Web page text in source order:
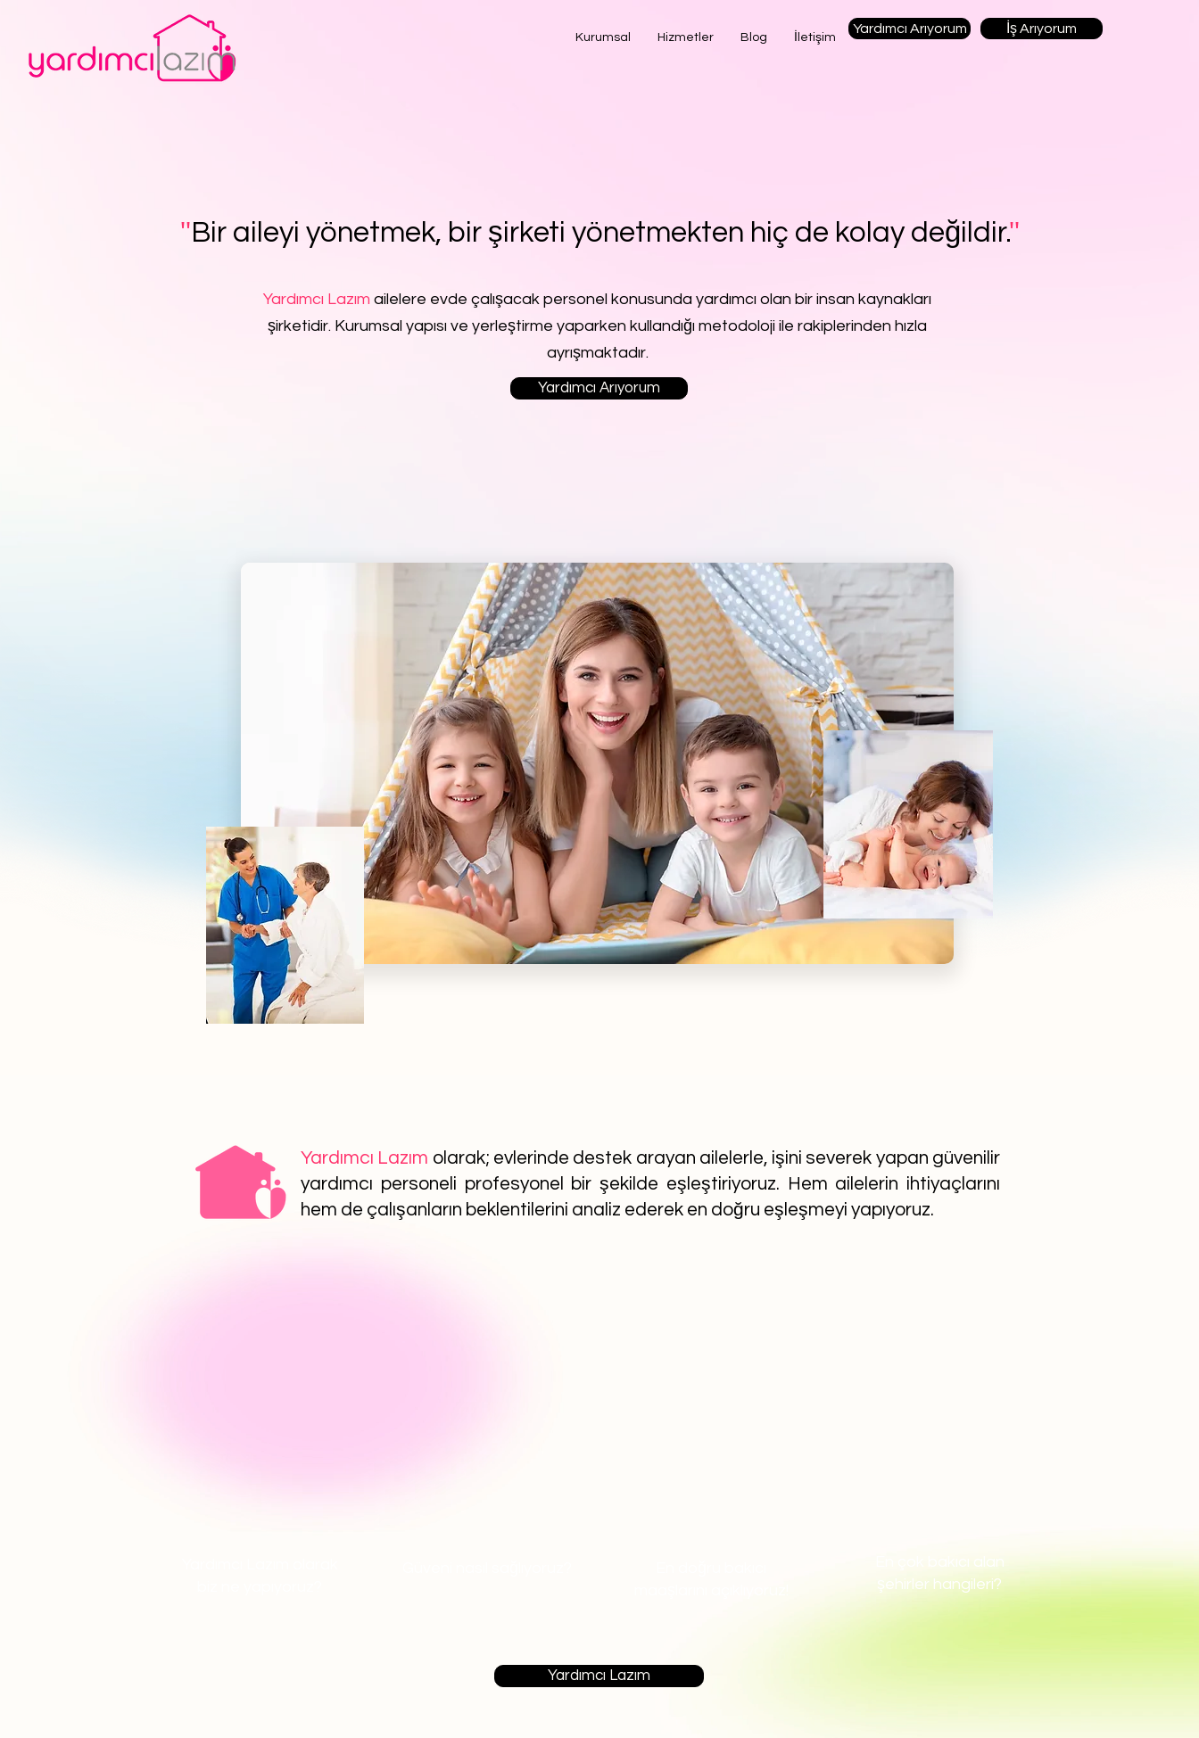
Kurumsal Hizmetler Blog İletişim
Yardımcı Arıyorum İş Arıyorum
''Bir aileyi yönetmek, bir şirketi yönetmekten hiç de kolay değildir.''
Yardımcı Lazım ailelere evde çalışacak personel konusunda yardımcı olan bir insan kaynakları
şirketidir. Kurumsal yapısı ve yerleştirme yaparken kullandığı metodoloji ile rakiplerinden hızla
ayrışmaktadır.
Yardımcı Arıyorum
Yardımcı Lazım olarak; evlerinde destek arayan ailelerle, işini severek yapan güvenilir
yardımcı personeli profesyonel bir şekilde eşleştiriyoruz. Hem ailelerin ihtiyaçlarını
hem de çalışanların beklentilerini analiz ederek en doğru eşleşmeyi yapıyoruz.
En çok bakıcı alan
şehirler hangileri?
Yardımcı Lazım